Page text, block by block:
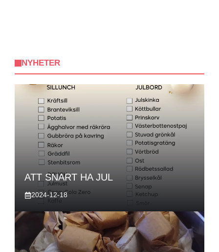
NYHETER
ATT SNART HA JUL
2024-12-18